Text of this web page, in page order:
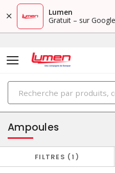
Lumen
Gratuit – sur
éclairage
Ampoules
FILTRES 1